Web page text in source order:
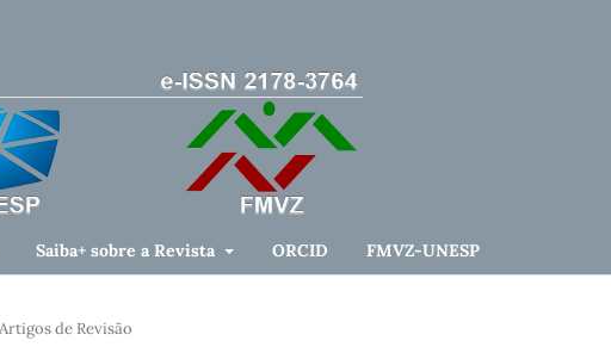
Saiba+ sobre a Revista ORCID FMVZ-UNESP
Artigos de Revisão